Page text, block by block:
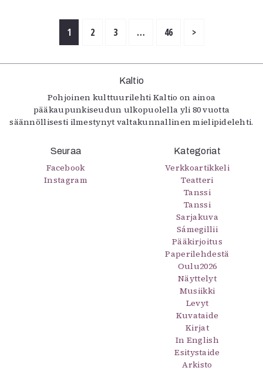
1 2 3 … 46 >
Kaltio
Pohjoinen kulttuurilehti Kaltio on ainoa
pääkaupunkiseudun ulkopuolella yli 80 vuotta
säännöllisesti ilmestynyt valtakunnallinen mielipidelehti.
Seuraa
Facebook
Instagram
Kategoriat
Verkkoartikkeli
Teatteri
Tanssi
Tanssi
Sarjakuva
Sámegillii
Pääkirjoitus
Paperilehdestä
Oulu2026
Näyttelyt
Musiikki
Levyt
Kuvataide
Kirjat
In English
Esitystaide
Arkisto